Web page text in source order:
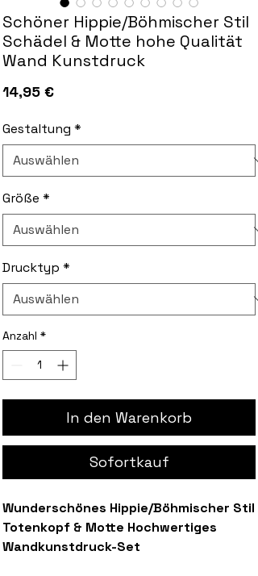
Schöner Hippie/Böhmischer Stil
Schädel & Motte hohe Qualität
Wand Kunstdruck
14,95 €Preis
Gestaltung *
Größe *
Drucktyp *
Anzahl *
In den Warenkorb
Sofortkauf
Wunderschönes Hippie/Böhmischer Stil
Totenkopf & Motte Hochwertiges
Wandkunstdruck-Set